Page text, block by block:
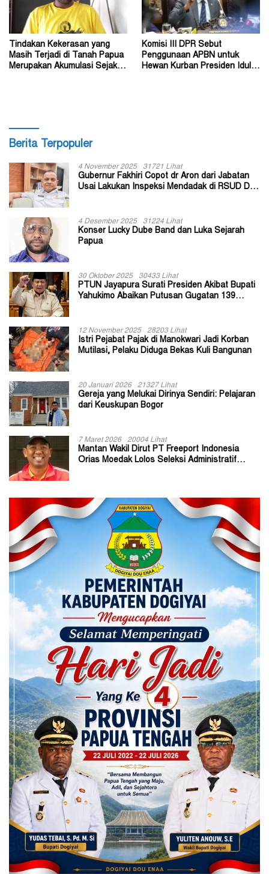
Tindakan Kekerasan yang
Masih Terjadi di Tanah Papua
Merupakan Akumulasi Sejak
Komisi III DPR Sebut
Penggunaan APBN untuk
Hewan Kurban Presiden Idul
Berita Terpopuler
4 November 2025 31721 Lihat
Gubernur Fakhiri Copot dr Aron dari Jabatan
Usai Lakukan Inspeksi Mendadak di RSUD Dok
4 Desember 2025 31224 Lihat
Konser Lucky Dube Band dan Luka Sejarah
Papua
30 Oktober 2025 30433 Lihat
PTUN Jayapura Surati Presiden Akibat Bupati
Yahukimo Abaikan Putusan Gugatan 139
12 November 2025 28203 Lihat
Istri Pejabat Pajak di Manokwari Jadi Korban
Mutilasi, Pelaku Diduga Bekas Kuli Bangunan
20 Januari 2026 21327 Lihat
Gereja yang Melukai Dirinya Sendiri: Pelajaran
dari Keuskupan Bogor
7 Maret 2026 20004 Lihat
Mantan Wakil Dirut PT Freeport Indonesia
Orias Moedak Lolos Seleksi Administratif